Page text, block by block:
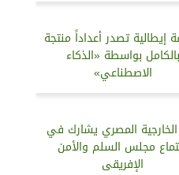
إيطالية تصدر أعداداً منتجة
بالكامل بواسطة «الذكاء
الاصطناعي»
الخارجية المصري يشارك في
مجلس السلم والأمن
الإفريقى